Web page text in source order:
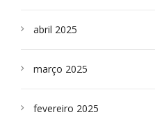
abril 2025
março 2025
fevereiro 2025